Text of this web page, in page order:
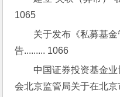
1065
关于发布《私募基
告......... 1066
中国证券投资基金
会北京监管局关于在北